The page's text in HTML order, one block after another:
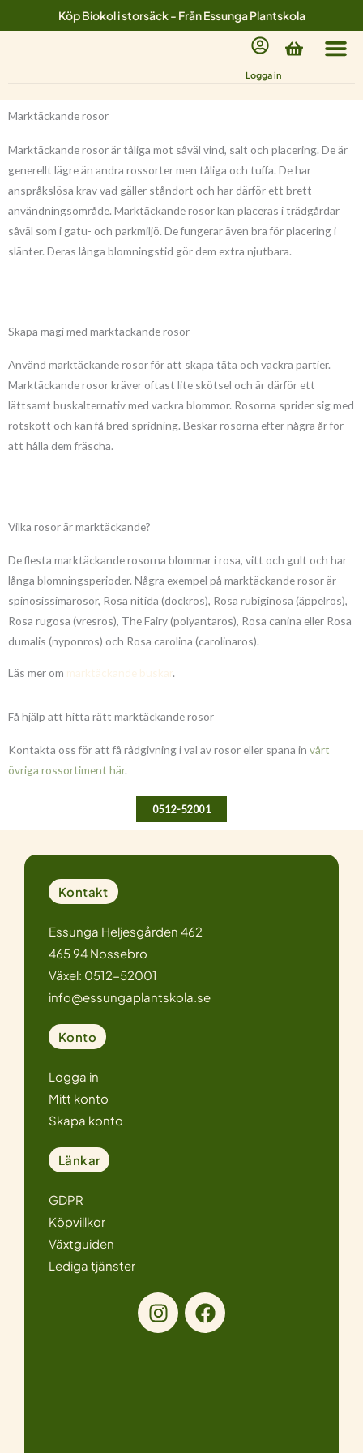
till
Köp Biokol i storsäck - Från Essunga Plantskola
Logga in
Varukorg
Marktäckande rosor
Marktäckande rosor är tåliga mot såväl vind, salt och placering. De är
generellt lägre än andra rossorter men tåliga och tuffa. De har
anspråkslösa krav vad gäller ståndort och har därför ett brett
användningsområde. Marktäckande rosor kan placeras i trädgårdar
såväl som i gatu- och parkmiljö. De fungerar även bra för placering i
slänter. Deras långa blomningstid gör dem extra njutbara.
Skapa magi med marktäckande rosor
Använd marktäckande rosor för att skapa täta och vackra partier.
Marktäckande rosor kräver oftast lite skötsel och är därför ett
lättsamt buskalternativ med vackra blommor. Rosorna sprider sig med
rotskott och kan få bred spridning. Beskär rosorna efter några år för
att hålla dem fräscha.
Vilka rosor är marktäckande?
De flesta marktäckande rosorna blommar i rosa, vitt och gult och har
långa blomningsperioder. Några exempel på marktäckande rosor är
spinosissimarosor, Rosa nitida (dockros), Rosa rubiginosa (äppelros),
Rosa rugosa (vresros), The Fairy (polyantaros), Rosa canina eller Rosa
dumalis (nyponros) och Rosa carolina (carolinaros).
Läs mer om marktäckande buskar.
Få hjälp att hitta rätt marktäckande rosor
Kontakta oss för att få rådgivning i val av rosor eller spana in vårt
övriga rossortiment här.
0512-52001
Kontakt
Essunga Heljesgården 462
465 94 Nossebro
Växel: 0512-52001
info@essungaplantskola.se
Konto
Logga in
Mitt konto
Skapa konto
Länkar
GDPR
Köpvillkor
Växtguiden
Lediga tjänster
I
n
F
a